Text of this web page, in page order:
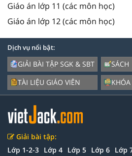
Giáo án lớp 11 (các môn học)
Giáo án lớp 12 (các môn học)
Dịch vụ nổi bật:
GIẢI BÀI TẬP SGK & SBT
TÀI LIỆU GIÁO VIÊN
SÁCH
Giải bài tập:
Lớp 1-2-3 Lớp 4 Lớp 5 Lớp 6 Lớp